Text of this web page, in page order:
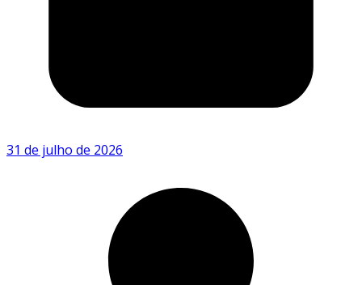
31 de julho de 2026